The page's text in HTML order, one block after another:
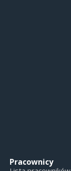
Pracownicy